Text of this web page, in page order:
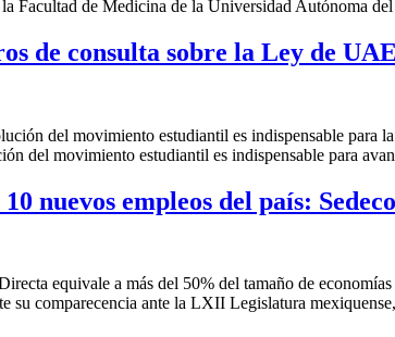
Facultad de Medicina de la Universidad Autónoma
de consulta sobre la Ley de
del movimiento estudiantil es indispensable
del movimiento estudiantil es indispensable para
nuevos empleos del país: Sedeco
equivale a más del 50% del tamaño de
comparecencia ante la LXII Legislatura